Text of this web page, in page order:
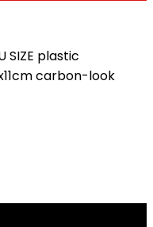
SIZE plastic
carbon-look